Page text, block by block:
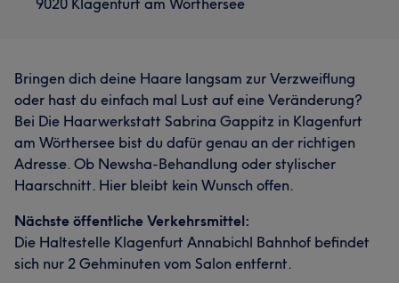
9020 Klagenfurt am Wörthersee
Bringen dich deine Haare langsam zur Verzweiflung
oder hast du einfach mal Lust auf eine Veränderung?
Bei Die Haarwerkstatt Sabrina Gappitz in Klagenfurt
am Wörthersee bist du dafür genau an der richtigen
Adresse. Ob Newsha-Behandlung oder stylischer
Haarschnitt. Hier bleibt kein Wunsch offen.
Nächste öffentliche Verkehrsmittel:
Die Haltestelle Klagenfurt Annabichl Bahnhof befindet
sich nur 2 Gehminuten vom Salon entfernt.